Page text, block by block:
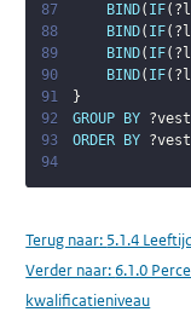
87
BIND( IF(
88
BIND( IF(
89
BIND( IF(
90
BIND( IF(
91
}
92
GROUP BY
93
ORDER BY
94
Terug naar: 5.1.4
Verder naar:6.1.0
kwalificatieniveau